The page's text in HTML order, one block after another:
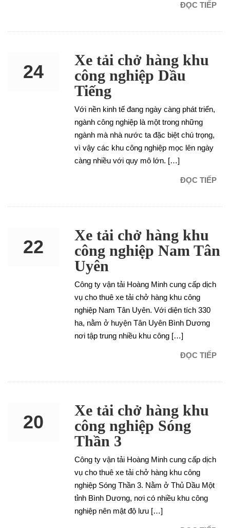
ĐỌC TIẾP
24
Xe tải chở hàng khu
công nghiệp Dầu
Tiếng
Với nền kinh tế đang ngày càng phát triển,
ngành công nghiệp là một trong những
ngành mà nhà nước ta đặc biệt chú trọng,
vì vậy các khu công nghiệp mọc lên ngày
càng nhiều với quy mô lớn. […]
ĐỌC TIẾP
22
Xe tải chở hàng khu
công nghiệp Nam Tân
Uyên
Công ty vận tải Hoàng Minh cung cấp dịch
vụ cho thuê xe tải chở hàng khu công
nghiệp Nam Tân Uyên. Với diện tích 330
ha, nằm ở huyện Tân Uyên Bình Dương
nơi tập trung nhiều khu công […]
ĐỌC TIẾP
20
Xe tải chở hàng khu
công nghiệp Sóng
Thần 3
Công ty vận tải Hoàng Minh cung cấp dịch
vụ cho thuê xe tải chở hàng khu công
nghiệp Sóng Thần 3. Nằm ở Thủ Dầu Một
tỉnh Bình Dương, nơi có nhiều khu công
nghiệp nên mật độ lưu […]